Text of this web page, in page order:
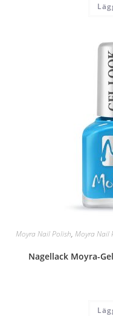
Moyra Nail Polish, Moyra Nail
Nagellack Moyra-